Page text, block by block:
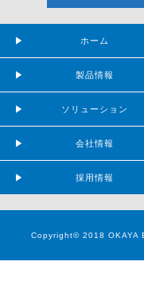
ホーム
製品情報
ソリューション
会社情報
採用情報
Copyright© 2018 OKAYA